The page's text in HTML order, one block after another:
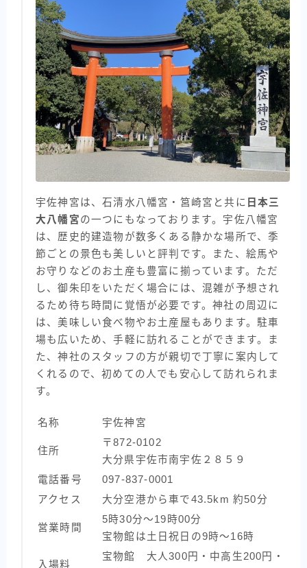
宇佐神宮は、石清水八幡宮・筥崎宮と共に 日本三
大八幡宮の一つにもなっております。宇佐八幡宮
は、歴史的建造物が数多くある静かな場所で、季
節ごとの景色も美しいと評判です。また、絵馬や
お守りなどのお土産も豊富に揃っています。ただ
し、御朱印をいただく場合には、混雑が予想され
るため待ち時間に覚悟が必要です。神社の周辺に
は、美味しい食べ物やお土産屋もあります。駐車
場も広いため、手軽に訪れることができます。ま
た、神社のスタッフの方が親切で丁寧に案内して
くれるので、初めての人でも安心して訪れられま
す。
名称 宇佐神宮
住所
〒872-0102
大分県宇佐市南宇佐２８５９
電話番号
097-837-0001
アクセス
大分空港から車で43.5km 約50分
営業時間
5時30分～19時00分
宝物館は土日祝日の9時〜16時
入場料
宝物館 大人300円・中高生200円・